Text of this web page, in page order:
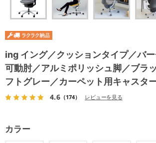
ing イング／クッションタイプ／バ
可動肘／アルミポリッシュ脚／ブラ
フトグレー／カーペット用キャスタ
4.6（174） レビューを見る
カラー